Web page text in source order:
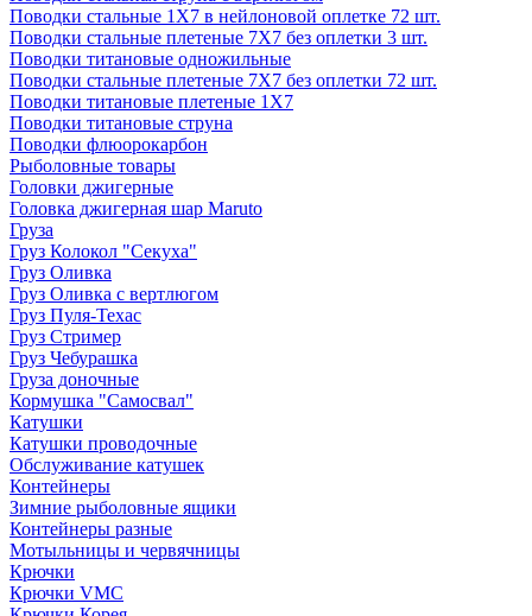
Поводки стальные 1X7 в нейлоновой оплетке 72 шт.
Поводки стальные плетеные 7X7 без оплетки 3 шт.
Поводки титановые одножильные
Поводки стальные плетеные 7X7 без оплетки 72 шт.
Поводки титановые плетеные 1X7
Поводки титановые струна
Поводки флюорокарбон
Рыболовные товары
Головки джигерные
Головка джигерная шар Maruto
Груза
Груз Колокол "Секуха"
Груз Оливка
Груз Оливка с вертлюгом
Груз Пуля-Техас
Груз Стример
Груз Чебурашка
Груза доночные
Кормушка "Самосвал"
Катушки
Катушки проводочные
Обслуживание катушек
Контейнеры
Зимние рыболовные ящики
Контейнеры разные
Мотыльницы и червячницы
Крючки
Крючки VMC